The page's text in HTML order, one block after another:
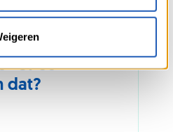
of 60-
dat?